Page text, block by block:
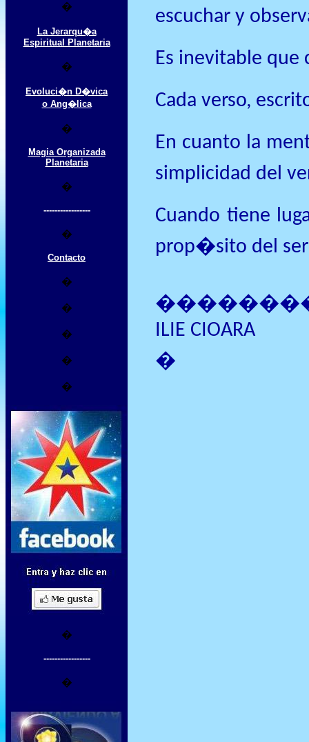
�
La Jerarqu�a
Espiritual Planetaria
�
Evoluci�n D�vica
o Ang�lica
�
Magia Organizada
Planetaria
�
-----------------
�
Contacto
�
�
�
�
�
�
-----------------
�
escuchar y
Es inevitable que
Cada verso,
En cuanto la
simplicidad del
Cuando tiene
prop�sito del
ILIE CIOARA
�